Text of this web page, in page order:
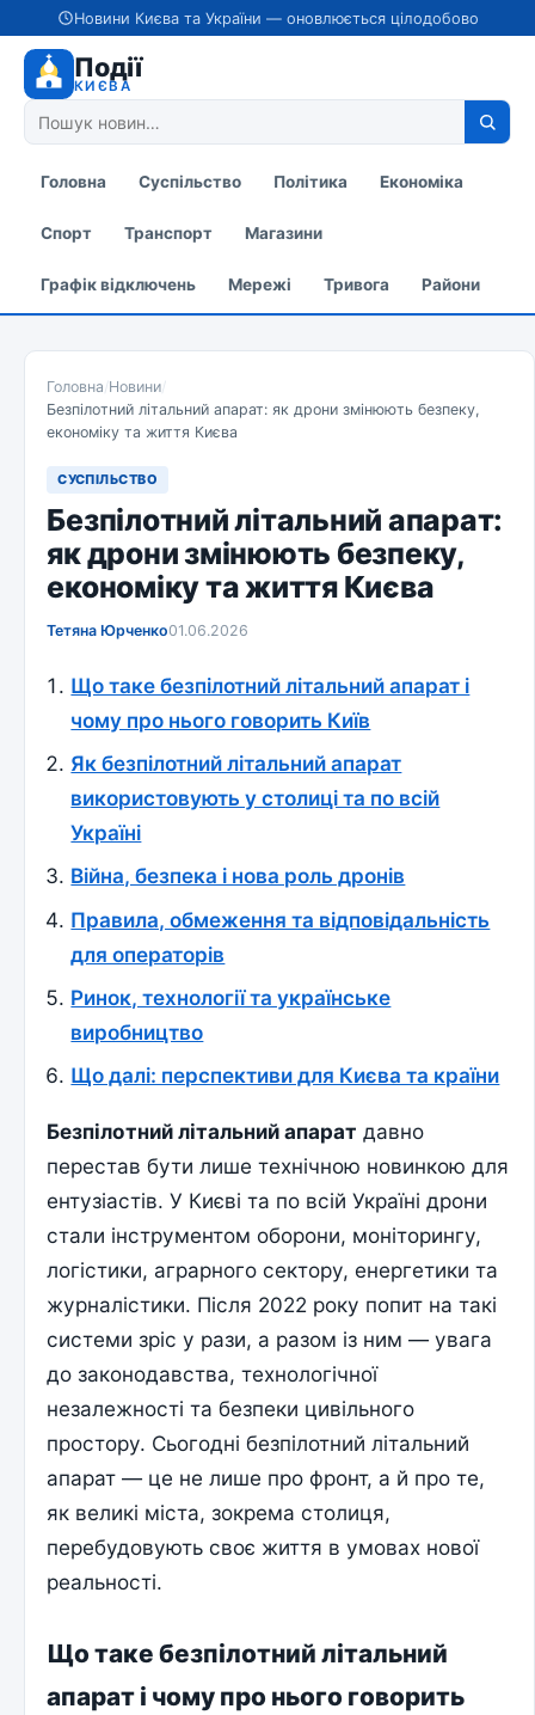
Новини Києва та України — оновлюється цілодобово
Події
КИЄВА
Головна Суспільство Політика Економіка
Спорт Транспорт Магазини
Графік відключень Мережі Тривога Райони
Головна/Новини/
Безпілотний літальний апарат: як дрони змінюють безпеку,
економіку та життя Києва
СУСПІЛЬСТВО
Безпілотний літальний апарат:
як дрони змінюють безпеку,
економіку та життя Києва
Тетяна Юрченко01.06.2026
Що таке безпілотний літальний апарат і
чому про нього говорить Київ
Як безпілотний літальний апарат
використовують у столиці та по всій
Україні
Війна, безпека і нова роль дронів
Правила, обмеження та відповідальність
для операторів
Ринок, технології та українське
виробництво
Що далі: перспективи для Києва та країни
Безпілотний літальний апарат давно
перестав бути лише технічною новинкою для
ентузіастів. У Києві та по всій Україні дрони
стали інструментом оборони, моніторингу,
логістики, аграрного сектору, енергетики та
журналістики. Після 2022 року попит на такі
системи зріс у рази, а разом із ним — увага
до законодавства, технологічної
незалежності та безпеки цивільного
простору. Сьогодні безпілотний літальний
апарат — це не лише про фронт, а й про те,
як великі міста, зокрема столиця,
перебудовують своє життя в умовах нової
реальності.
Що таке безпілотний літальний
апарат і чому про нього говорить